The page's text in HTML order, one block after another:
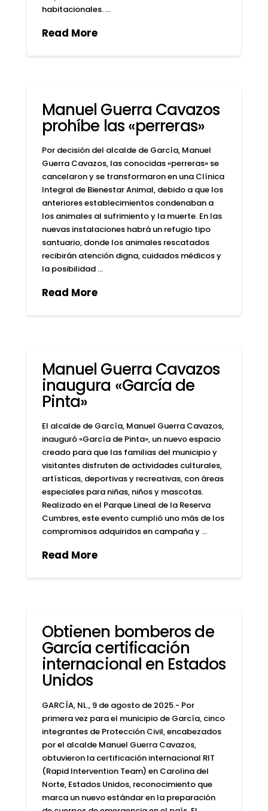
habitacionales. …
Read More
Manuel Guerra Cavazos
prohíbe las «perreras»
Por decisión del alcalde de García, Manuel
Guerra Cavazos, las conocidas «perreras» se
cancelaron y se transformaron en una Clínica
Integral de Bienestar Animal, debido a que los
anteriores establecimientos condenaban a
los animales al sufrimiento y la muerte. En las
nuevas instalaciones habrá un refugio tipo
santuario, donde los animales rescatados
recibirán atención digna, cuidados médicos y
la posibilidad …
Read More
Manuel Guerra Cavazos
inaugura «García de
Pinta»
El alcalde de García, Manuel Guerra Cavazos,
inauguró «García de Pinta», un nuevo espacio
creado para que las familias del municipio y
visitantes disfruten de actividades culturales,
artísticas, deportivas y recreativas, con áreas
especiales para niñas, niños y mascotas.
Realizado en el Parque Lineal de la Reserva
Cumbres, este evento cumplió uno más de los
compromisos adquiridos en campaña y …
Read More
Obtienen bomberos de
García certificación
internacional en Estados
Unidos
GARCÍA, NL., 9 de agosto de 2025.- Por
primera vez para el municipio de García, cinco
integrantes de Protección Civil, encabezados
por el alcalde Manuel Guerra Cavazos,
obtuvieron la certificación internacional RIT
(Rapid Intervention Team) en Carolina del
Norte, Estados Unidos, reconocimiento que
marca un nuevo estándar en la preparación